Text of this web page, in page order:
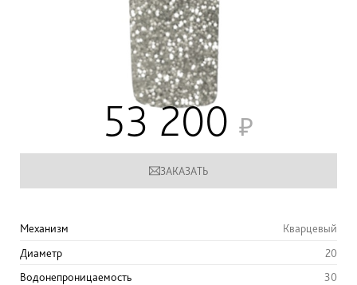
53 200
ЗАКАЗАТЬ
Механизм
Кварцевый
Диаметр
20
Водонепроницаемость
30